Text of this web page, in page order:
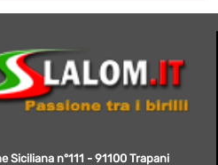
Siciliana n°111 - 91100 Trapani